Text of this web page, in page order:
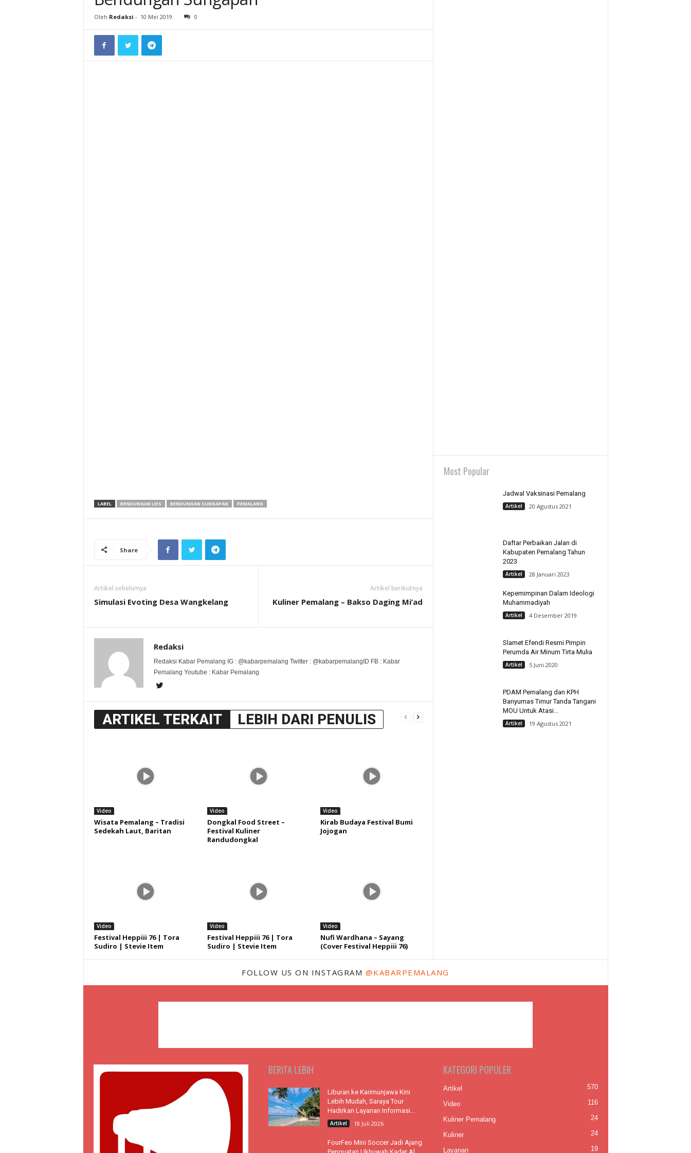
Oleh Redaksi - 10 Mei 2019 0
LABEL BENDUNGAN LEIS BENDUNGAN SUNGAPAN PEMALANG
Share
Artikel sebelumya
Simulasi Evoting Desa Wangkelang
Artikel berikutnya
Kuliner Pemalang – Bakso Daging Mi’ad
Redaksi
Redaksi Kabar Pemalang IG : @kabarpemalang Twitter : @kabarpemalangID FB : Kabar
Pemalang Youtube : Kabar Pemalang
ARTIKEL TERKAIT LEBIH DARI PENULIS
Video
Wisata Pemalang – Tradisi
Sedekah Laut, Baritan
Video
Dongkal Food Street –
Festival Kuliner
Randudongkal
Video
Kirab Budaya Festival Bumi
Jojogan
Video
Festival Heppiii 76 | Tora
Sudiro | Stevie Item
Video
Festival Heppiii 76 | Tora
Sudiro | Stevie Item
Video
Nufi Wardhana – Sayang
(Cover Festival Heppiii 76)
Most Popular
Jadwal Vaksinasi Pemalang
Artikel 20 Agustus 2021
Daftar Perbaikan Jalan di
Kabupaten Pemalang Tahun
2023
Artikel 28 Januari 2023
Kepemimpinan Dalam Ideologi
Muhammadiyah
Artikel 4 Desember 2019
Slamet Efendi Resmi Pimpin
Perumda Air Minum Tirta Mulia
Artikel 5 Juni 2020
PDAM Pemalang dan KPH
Banyumas Timur Tanda Tangani
MOU Untuk Atasi...
Artikel 19 Agustus 2021
FOLLOW US ON INSTAGRAM @KABARPEMALANG
BERITA LEBIH
Liburan ke Karimunjawa Kini
Lebih Mudah, Saraya Tour
Hadirkan Layanan Informasi...
Artikel 18 Juli 2026
FourFeo Mini Soccer Jadi Ajang
KATEGORI POPULER
Artikel 570
Video 116
Kuliner Pemalang 24
Kuliner 24
Layanan 19